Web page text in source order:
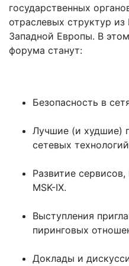
государственных
отраслевых структур
Западной Европы. В
форума станут:
Безопасность в
Лучшие (и худшие)
сетевых
Развитие
MSK-IX.
Выступления
пиринговых
Доклады и